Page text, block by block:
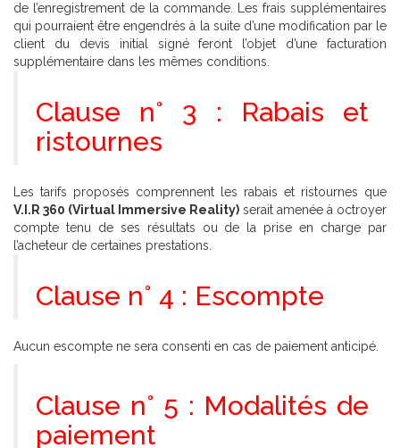
de l’enregistrement de la commande. Les frais supplémentaires
qui pourraient être engendrés à la suite d’une modification par le
client du devis initial signé feront l’objet d’une facturation
supplémentaire dans les mêmes conditions.
Clause n° 3 : Rabais et
ristournes
Les tarifs proposés comprennent les rabais et ristournes que
V.I.R 360 (Virtual Immersive Reality) serait amenée à octroyer
compte tenu de ses résultats ou de la prise en charge par
l’acheteur de certaines prestations.
Clause n° 4 : Escompte
Aucun escompte ne sera consenti en cas de paiement anticipé.
Clause n° 5 : Modalités de
paiement